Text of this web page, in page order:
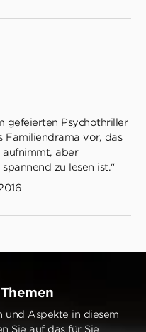
gefeierten Psychothriller
Familiendrama vor, das
aufnimmt, aber
zu lesen ist."
und Aspekte in diesem
Sie auf das für Sie